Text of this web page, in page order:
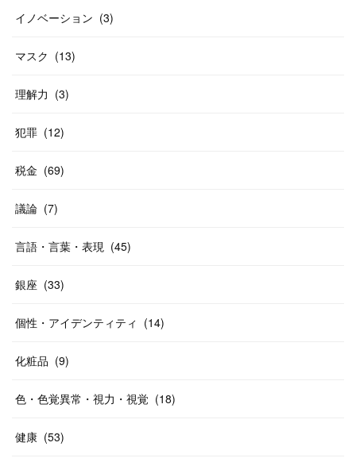
イノベーション (3)
マスク (13)
理解力 (3)
犯罪 (12)
税金 (69)
議論 (7)
言語・言葉・表現 (45)
銀座 (33)
個性・アイデンティティ (14)
化粧品 (9)
色・色覚異常・視力・視覚 (18)
健康 (53)